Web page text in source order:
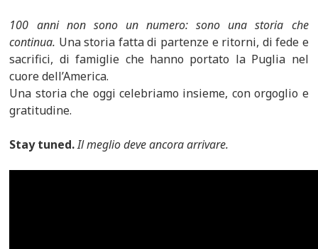
100 anni non sono un numero: sono una storia che
continua. Una storia fatta di partenze e ritorni, di fede e
sacrifici, di famiglie che hanno portato la Puglia nel
cuore dell’America.
Una storia che oggi celebriamo insieme, con orgoglio e
gratitudine.
Stay tuned. Il meglio deve ancora arrivare.